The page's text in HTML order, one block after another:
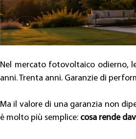
Nel mercato fotovoltaico odierno,
anni. Trenta anni. Garanzie di
Ma il valore di una garanzia non
è molto più semplice: cosa rende